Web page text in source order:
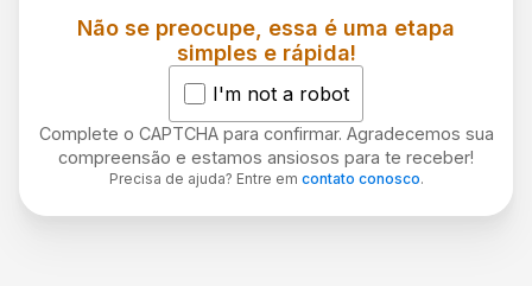
Não se preocupe, essa é uma etapa
simples e rápida!
I'm not a robot
Complete o CAPTCHA para confirmar. Agradecemos sua
compreensão e estamos ansiosos para te receber!
Precisa de ajuda? Entre em contato conosco.